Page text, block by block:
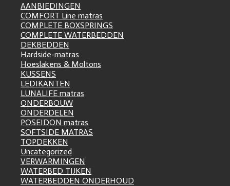
AANBIEDINGEN
COMFORT Line matras
COMPLETE BOXSPRINGS
COMPLETE WATERBEDDEN
DEKBEDDEN
Hardside-matras
Hoeslakens & Moltons
KUSSENS
LEDIKANTEN
LUNALIFE matras
ONDERBOUW
ONDERDELEN
POSEIDON matras
SOFTSIDE MATRAS
TOPDEKKEN
Uncategorized
VERWARMINGEN
WATERBED TIJKEN
WATERBEDDEN ONDERHOUD